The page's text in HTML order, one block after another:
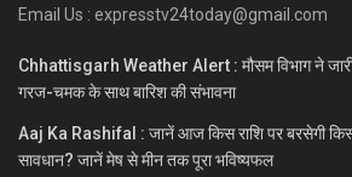
Email Us : expresstv24today@gmail.com
Chhattisgarh Weather Alert : मौसम विभाग ने
गरज-चमक के साथ बारिश की संभावना
Aaj Ka Rashifal : जानें आज किस राशि पर बरसेगी
सावधान? जानें मेष से मीन तक पूरा भविष्यफल